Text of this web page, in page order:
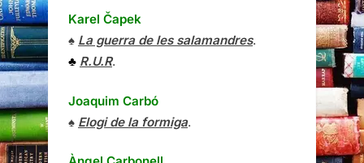
Karel Čapek
♠ La guerra de les salamandres.
♣ R.U.R.
Joaquim Carbó
♠ Elogi de la formiga.